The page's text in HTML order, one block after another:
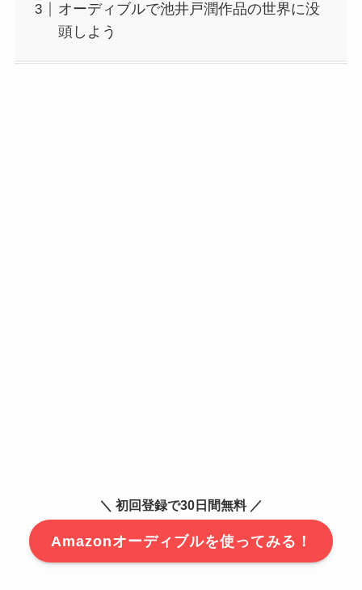
オーディブルで池井戸潤作品の世界に没
頭しよう
＼ 初回登録で30日間無料 ／
Amazonオーディブルを使ってみる！